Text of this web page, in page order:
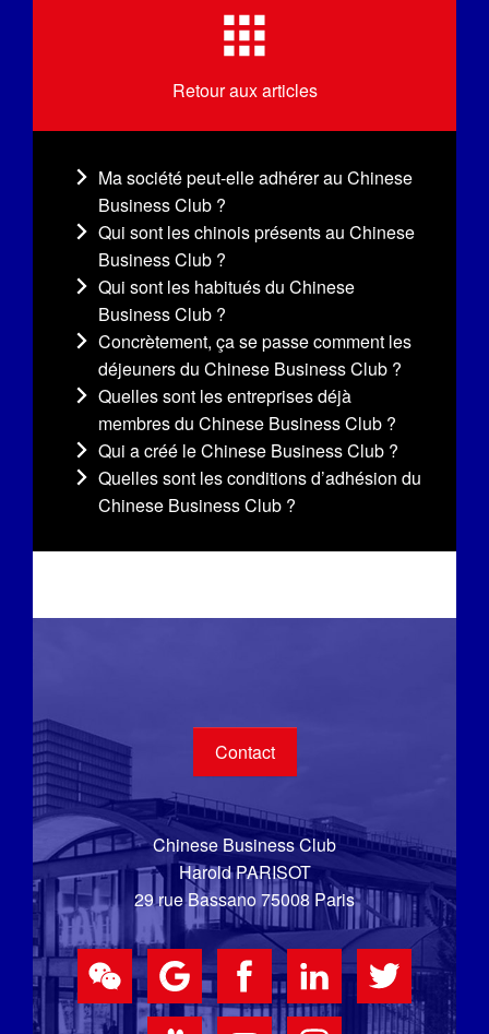
Retour aux articles
Ma société peut-elle adhérer au Chinese
Business Club ?
Qui sont les chinois présents au Chinese
Business Club ?
Qui sont les habitués du Chinese
Business Club ?
Concrètement, ça se passe comment les
déjeuners du Chinese Business Club ?
Quelles sont les entreprises déjà
membres du Chinese Business Club ?
Qui a créé le Chinese Business Club ?
Quelles sont les conditions d’adhésion du
Chinese Business Club ?
Contact
Chinese Business Club
Harold PARISOT
29 rue Bassano 75008 Paris